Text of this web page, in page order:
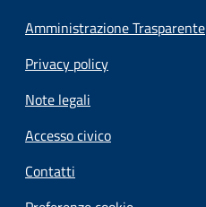
Amministrazione Trasparente
Privacy policy
Note legali
Accesso civico
Contatti